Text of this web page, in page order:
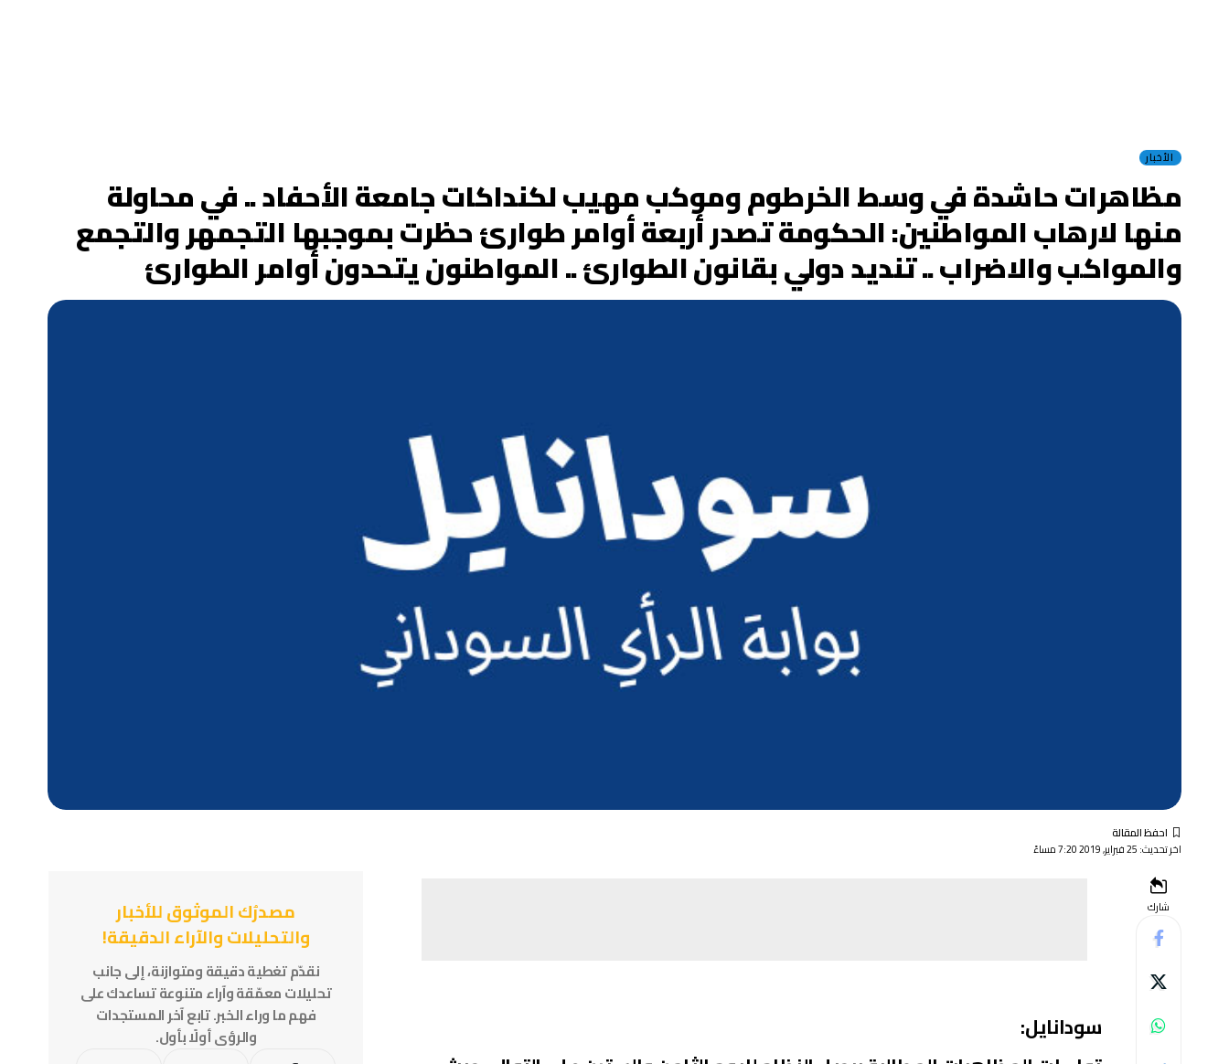
الأخبار
مظاهرات حاشدة في وسط الخرطوم وموكب مهيب لكنداكات جامعة الأحفاد .. في محاولة
منها لارهاب المواطنين: الحكومة تصدر أربعة أوامر طوارئ حظرت بموجبها التجمهر والتجمع
والمواكب والاضراب .. تنديد دولي بقانون الطوارئ .. المواطنون يتحدون أوامر الطوارئ
اخر تحديث: 25 فبراير, 2019 7:20 مساءً
شارك
سودانايل:
مصدرُك الموثوق للأخبار
والتحليلات والآراء الدقيقة!
نقدّم تغطية دقيقة ومتوازنة، إلى جانب
تحليلات معمّقة وآراء متنوعة تساعدك على
فهم ما وراء الخبر. تابع آخر المستجدات
والرؤى أولًا بأول.